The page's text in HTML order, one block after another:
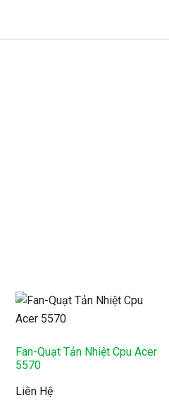
Fan-Quạt Tản Nhiệt Cpu Acer
5570
Liên Hệ